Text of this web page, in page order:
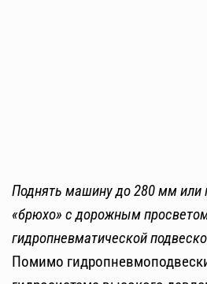
Поднять машину до 280 мм или
«брюхо» с дорожным
гидропневматической
Помимо